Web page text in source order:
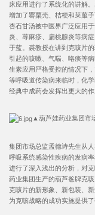
床应用进行了系统化的讲解
增加了罂粟壳、桔梗和莱菔
杏石甘汤被中医界广泛应用
炎、荨麻疹、扁桃腺炎等病
于蓝。裘教授在讲到克咳片
引起的咳嗽、气喘、咯痰等
生素应用严格受控的情况下
等呼吸道传染病来临时，化
经典中成药会发挥出更大的作
▲葫芦娃药业集团市
集团市场总监孟德诗先生从
呼吸系统感染性疾病的发病
进行了深入浅出的分析，对
药业集团生产的葫芦爸牌克
克咳片的新形象、新包装、
为克咳战略的成功实施提供